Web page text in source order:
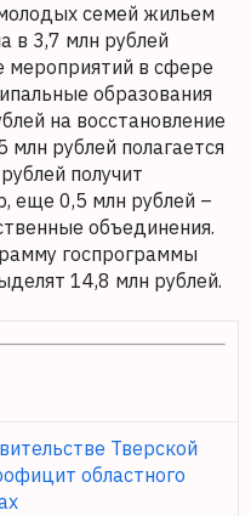
семей жильем
в 3,7 млн рублей
мероприятий в сфере
образования
на восстановление
млн рублей полагается
получит
еще 0,5 млн рублей –
объединения.
госпрограммы
14,8 млн рублей.
Тверской
областного